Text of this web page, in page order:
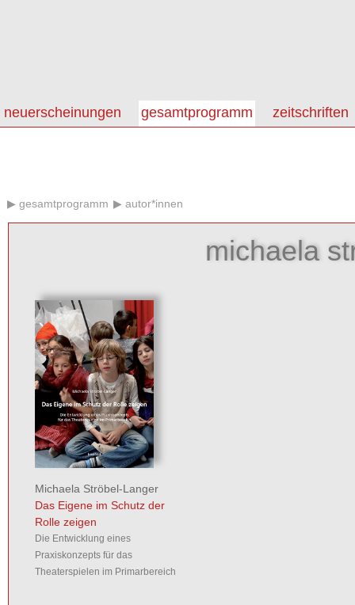
neuerscheinungen gesamtprogramm zeitschriften
gesamtprogramm autor*innen
michaela
Michaela Ströbel-Langer
Das Eigene im Schutz der
Rolle zeigen
Die Entwicklung eines
Praxiskonzepts für das
Theaterspielen im Primarbereich